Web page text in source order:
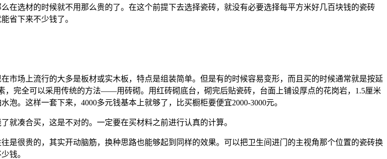
在选材的时候就不用那么贵的了。在这个前提下去选择瓷砖，就没有必要选择每平方米好几百块钱的瓷砖
省下来不少钱了。
市场上流行的大多是板材或实木板，特点是组装简单。但是有的时候容易变形，而且买的时候通常就是按延
，完全可以采用传统的方法――用砖砌。用红砖砌底台，砌完后贴瓷砖，台面上铺设厚点的花岗岩，1.5厘米
。这样一套下来，4000多元钱基本上就够了，比买橱柜要便宜2000-3000元。
就凑合买，这是不对的。一定要在买材料之前进行认真的计算。
是很贵的，其实开动脑筋，换种思路也能够起到同样的效果。可以把卫生间进门的主视角那个位置的瓷砖换
钱。